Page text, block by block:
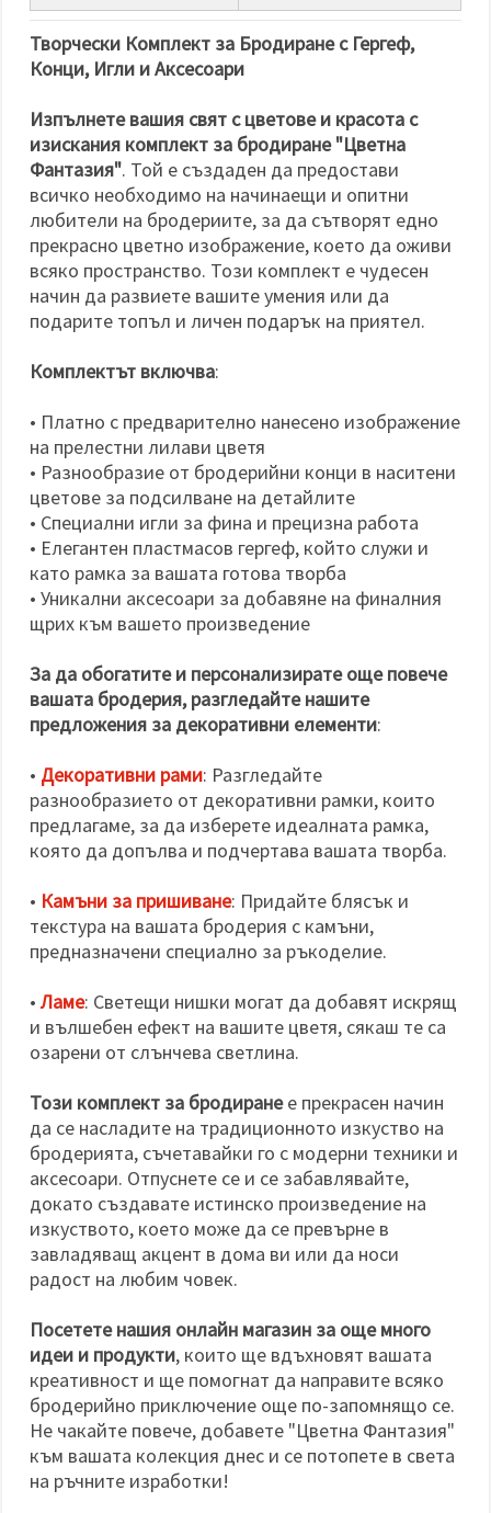
Творчески Комплект за Бродиране с Гергеф,
Конци, Игли и Аксесоари
Изпълнете вашия свят с цветове и красота с
изискания комплект за бродиране "Цветна
Фантазия". Той е създаден да предостави
всичко необходимо на начинаещи и опитни
любители на бродериите, за да сътворят едно
прекрасно цветно изображение, което да оживи
всяко пространство. Този комплект е чудесен
начин да развиете вашите умения или да
подарите топъл и личен подарък на приятел.
Комплектът включва:
• Платно с предварително нанесено изображение
на прелестни лилави цветя
• Разнообразие от бродерийни конци в наситени
цветове за подсилване на детайлите
• Специални игли за фина и прецизна работа
• Елегантен пластмасов гергеф, който служи и
като рамка за вашата готова творба
• Уникални аксесоари за добавяне на финалния
щрих към вашето произведение
За да обогатите и персонализирате още повече
вашата бродерия, разгледайте нашите
предложения за декоративни елементи:
• Декоративни рами: Разгледайте
разнообразието от декоративни рамки, които
предлагаме, за да изберете идеалната рамка,
която да допълва и подчертава вашата творба.
• Камъни за пришиване: Придайте блясък и
текстура на вашата бродерия с камъни,
предназначени специално за ръкоделие.
• Ламе: Светещи нишки могат да добавят искрящ
и вълшебен ефект на вашите цветя, сякаш те са
озарени от слънчева светлина.
Този комплект за бродиранее прекрасен начин
да се насладите на традиционното изкуство на
бродерията, съчетавайки го с модерни техники и
аксесоари. Отпуснете се и се забавлявайте,
докато създавате истинско произведение на
изкуството, което може да се превърне в
завладяващ акцент в дома ви или да носи
радост на любим човек.
Посетете нашия онлайн магазин за още много
идеи и продукти, които ще вдъхновят вашата
креативност и ще помогнат да направите всяко
бродерийно приключение още по-запомнящо се.
Не чакайте повече, добавете "Цветна Фантазия"
към вашата колекция днес и се потопете в света
на ръчните изработки!